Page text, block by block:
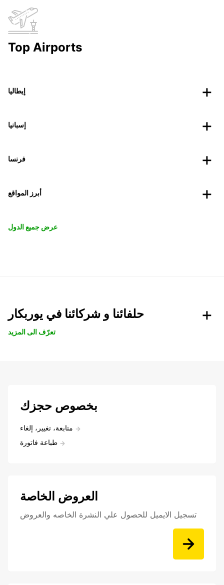
Top Airports
إيطاليا
إسبانيا
فرنسا
أبرز المواقع
عرض جميع الدول
حلفائنا و شركائنا في يوربكار
تعرّف الى المزيد
بخصوص حجزك
متابعة، تغيير، إلغاء
طباعة فاتورة
العروض الخاصة
تسجيل الايميل للحصول علي النشرة الخاصه والعروض